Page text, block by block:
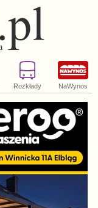
Rozkłady NaWynos